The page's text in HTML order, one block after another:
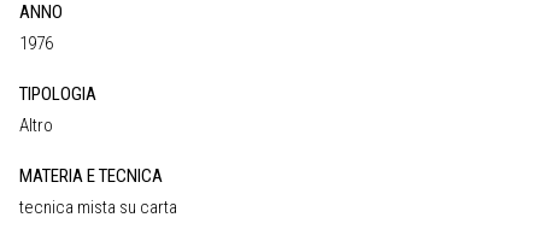
ANNO
1976
TIPOLOGIA
Altro
MATERIA E TECNICA
tecnica mista su carta